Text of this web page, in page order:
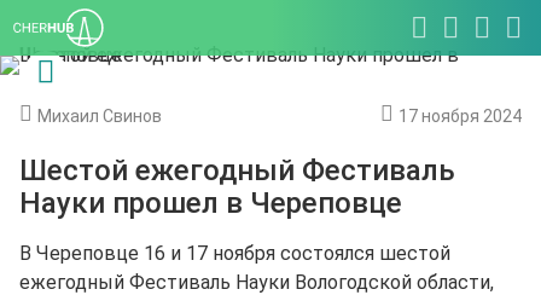
Михаил Свинов 17 ноября 2024
Шестой ежегодный Фестиваль
Науки прошел в Череповце
В Череповце 16 и 17 ноября состоялся шестой
ежегодный Фестиваль Науки Вологодской области,